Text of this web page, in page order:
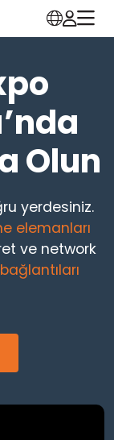
Olun
yerdesiniz.
elemanları
ve network